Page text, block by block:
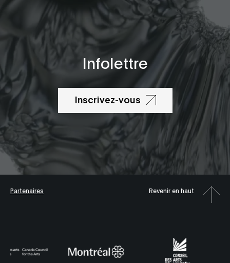
Infolettre
Inscrivez-vous
Partenaires Revenir en haut